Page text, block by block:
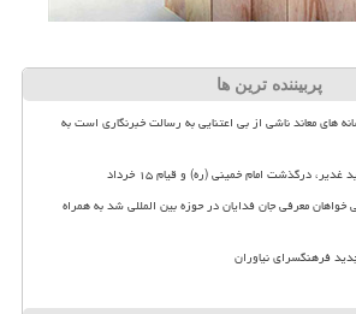
پربیننده ترین ها
های معاند ناشی از بی اعتنایی به رسالت خبرنگاری است به
درگذشت امام خمینی (ره) و قیام ۱۵ خرداد
خواهان معرفی جان فدایان در حوزه بین المللی شد به همراه
فرهنگسرای نیاوران